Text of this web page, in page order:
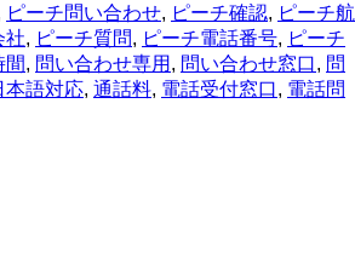
ピーチ問い合わせ, ピーチ確認, ピーチ航
社, ピーチ質問, ピーチ電話番号, ピーチ
間, 問い合わせ専用 , 問い合わせ窓口, 問
本語対応, 通話料, 電話受付窓口, 電話問